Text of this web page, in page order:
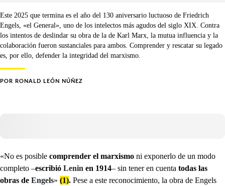
Este 2025 que termina es el año del 130 aniversario luctuoso de Friedrich
Engels, «el General», uno de los intelectos más agudos del siglo XIX. Contra
los intentos de deslindar su obra de la de Karl Marx, la mutua influencia y la
colaboración fueron sustanciales para ambos. Comprender y rescatar su legado
es, por ello, defender la integridad del marxismo.
POR RONALD LEÓN NÚÑEZ
«No es posible comprender el marxismo ni exponerlo de un modo
completo –escribió Lenin en 1914– sin tener en cuenta todas las
obras de Engels» (1). Pese a este reconocimiento, la obra de Engels